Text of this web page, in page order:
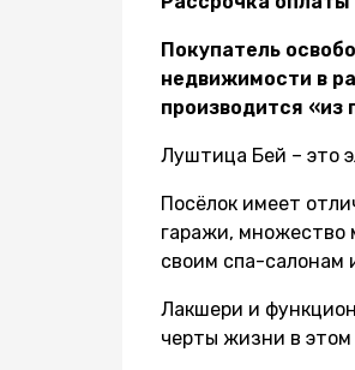
Покупатель
недвижимости в
производится «из
Луштица Бей – это
Посёлок имеет
гаражи, множество
своим спа-салонам
Лакшери и
черты жизни в этом